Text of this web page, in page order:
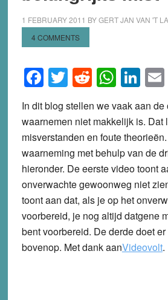
1 FEBRUARY 2011 BYGERT JAN VAN 'T
4 COMMENTS
Facebook
Twitter
Reddit
In dit blog stellen we vaak aan de
waarnemen niet makkelijk is. Dat
misverstanden en foute
waarneming met behulp van de
hieronder. De eerste video toont
onverwachte gewoonweg niet
toont aan dat, als je op het
voorbereid, je nog altijd datgene
bent voorbereid. De derde doet
bovenop. Met dank aanVideovolt.